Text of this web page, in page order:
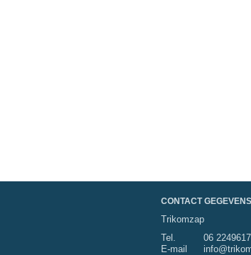
CONTACT GEGEVENS
Trikomzap
Tel.
06
E-mail